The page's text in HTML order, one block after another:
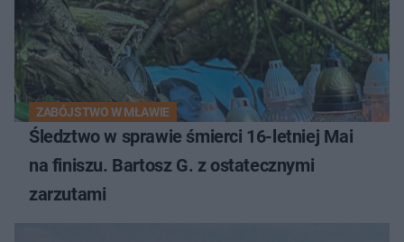
ZABÓJSTWO W MŁAWIE
Śledztwo w sprawie śmierci 16-letniej Mai
na finiszu. Bartosz G. z ostatecznymi
zarzutami